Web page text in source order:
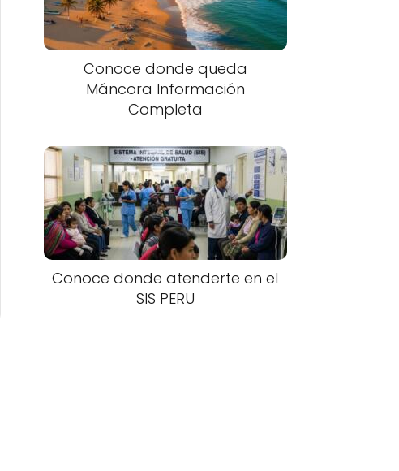
Conoce donde queda
Máncora Información
Completa
Conoce donde atenderte en el
SIS PERU